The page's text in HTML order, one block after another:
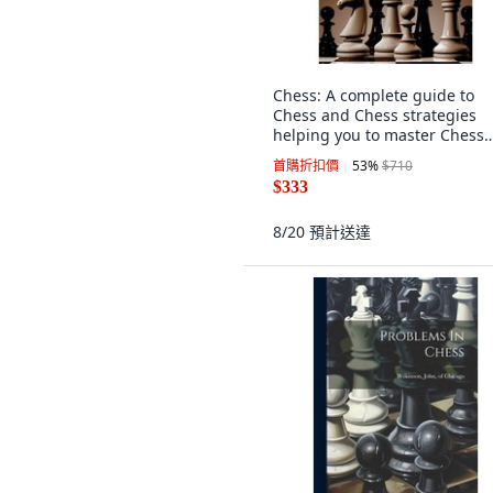
Chess: A complete guide to
Chess and Chess strategies
helping you to master Chess
fast! 精裝版, Ingram
英文
首購折扣價 53%$710
$333
8/20 預計送達